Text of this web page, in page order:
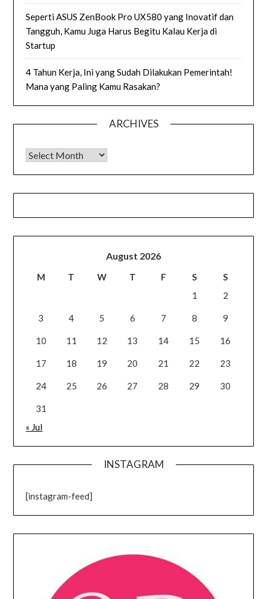
Seperti ASUS ZenBook Pro UX580 yang Inovatif dan
Tangguh, Kamu Juga Harus Begitu Kalau Kerja di
Startup
4 Tahun Kerja, Ini yang Sudah Dilakukan Pemerintah!
Mana yang Paling Kamu Rasakan?
ARCHIVES
Archives
August 2026
M T W T F S
S
1
2
3 4 5 6 7 8 9
10 11 12 13 14 15 16
17 18 19 20 21 22 23
24 25 26 27 28 29 30
31
« Jul
INSTAGRAM
[instagram-feed]